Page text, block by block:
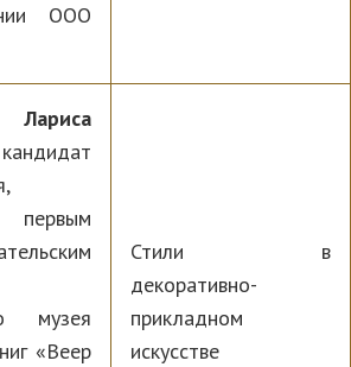
ООО
музея
«Веер
Стили в
декоративно-
прикладном
искусстве